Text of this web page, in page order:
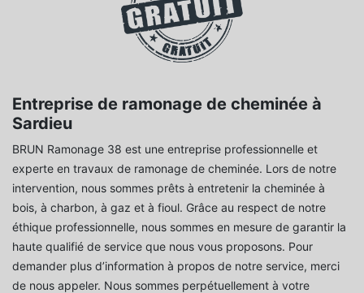
Entreprise de ramonage de cheminée à
Sardieu
BRUN Ramonage 38 est une entreprise professionnelle et
experte en travaux de ramonage de cheminée. Lors de notre
intervention, nous sommes prêts à entretenir la cheminée à
bois, à charbon, à gaz et à fioul. Grâce au respect de notre
éthique professionnelle, nous sommes en mesure de garantir la
haute qualifié de service que nous vous proposons. Pour
demander plus d’information à propos de notre service, merci
de nous appeler. Nous sommes perpétuellement à votre